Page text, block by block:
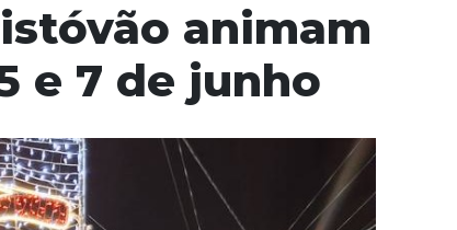
animam
e 7 de junho